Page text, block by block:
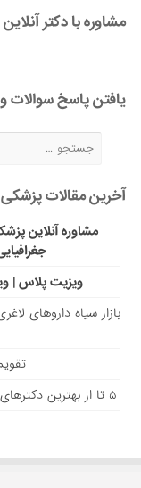
مجله پزشکی
، مجله
تشخیص صحیح بیماری
طب سنتی و جایگزین
با ما در ارتباط باشید :